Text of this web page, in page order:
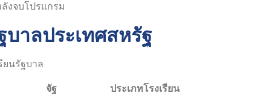
งจบโปรแกรม
บาลประเทศสหรัฐ
ยนรัฐบาล
จัฐ ประเภทโรงเรียน